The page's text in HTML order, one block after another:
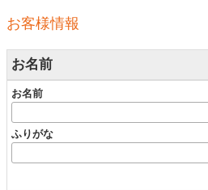
お客様情報
お名前
お名前
ふりがな